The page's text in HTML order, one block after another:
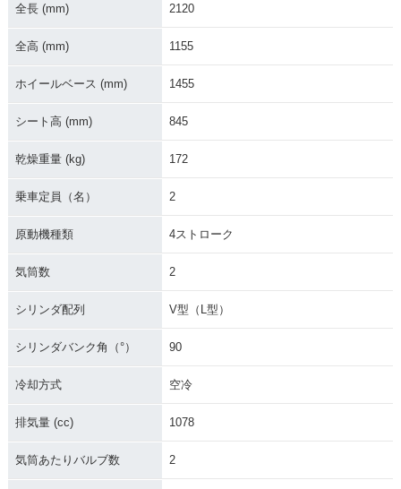
全長 (mm) 2120
全高 (mm) 1155
ホイールベース (mm) 1455
シート高 (mm) 845
乾燥重量 (kg) 172
乗車定員（名） 2
原動機種類 4ストローク
気筒数 2
シリンダ配列 V型（L型）
シリンダバンク角（°） 90
冷却方式 空冷
排気量 (cc) 1078
気筒あたりバルブ数 2